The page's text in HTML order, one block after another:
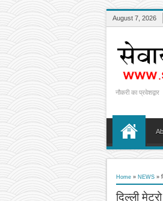
August 7, 2026
नौकरी का प्रवेशद्वार
Home » NEWS »
दिल्ली